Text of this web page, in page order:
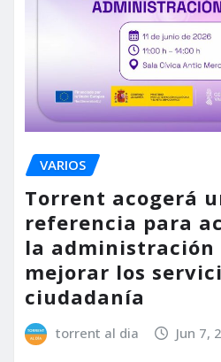
VARIOS
Torrent acogerá
referencia para
la administración
mejorar los
ciudadanía
torrent al dia Jun 7,